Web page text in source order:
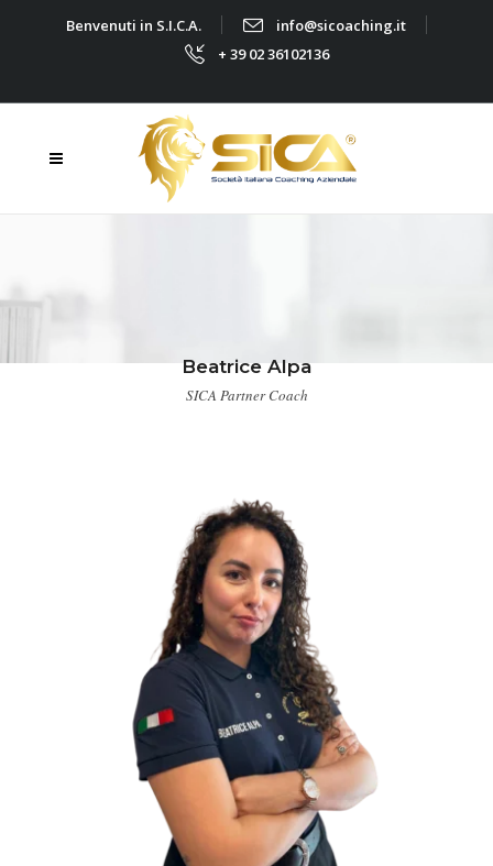
Benvenuti in S.I.C.A.
info@sicoaching.it
+ 39 02 36102136
Beatrice Alpa
SICA Partner Coach